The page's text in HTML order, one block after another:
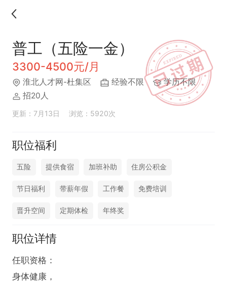
普工（五险一金）
3300-4500元/月
淮北人才网-杜集区 经验不限
学历不限
招20人
更新：7月13日 浏览：5920次
职位福利
五险 提供食宿 加班补助 住房公积金
节日福利 带薪年假 工作餐 免费培训
晋升空间 定期体检 年终奖
职位详情
任职资格：
身体健康，